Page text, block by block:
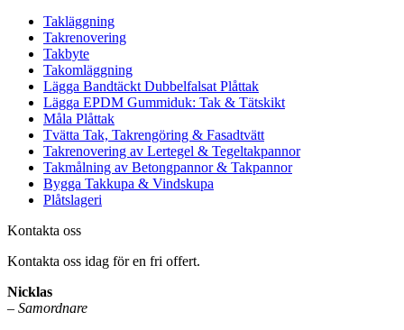
Takläggning
Takrenovering
Takbyte
Takomläggning
Lägga Bandtäckt Dubbelfalsat Plåttak
Lägga EPDM Gummiduk: Tak & Tätskikt
Måla Plåttak
Tvätta Tak, Takrengöring & Fasadtvätt
Takrenovering av Lertegel & Tegeltakpannor
Takmålning av Betongpannor & Takpannor
Bygga Takkupa & Vindskupa
Plåtslageri
Kontakta oss
Kontakta oss idag för en fri offert.
Nicklas
– Samordnare